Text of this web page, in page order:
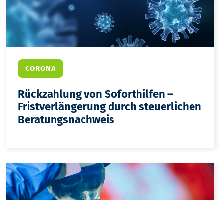
CORONA
Rückzahlung von Soforthilfen –
Fristverlängerung durch steuerlichen
Beratungsnachweis